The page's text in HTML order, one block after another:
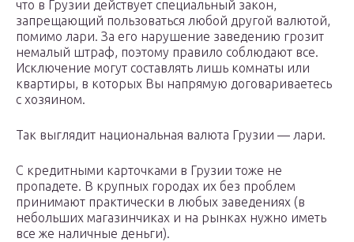
что в Грузии действует специальный закон,
запрещающий пользоваться любой другой валютой,
помимо лари. За его нарушение заведению грозит
немалый штраф, поэтому правило соблюдают все.
Исключение могут составлять лишь комнаты или
квартиры, в которых Вы напрямую договариваетесь
с хозяином.
Так выглядит национальная валюта Грузии — лари.
С кредитными карточками в Грузии тоже не
пропадете. В крупных городах их без проблем
принимают практически в любых заведениях (в
небольших магазинчиках и на рынках нужно иметь
все же наличные деньги).